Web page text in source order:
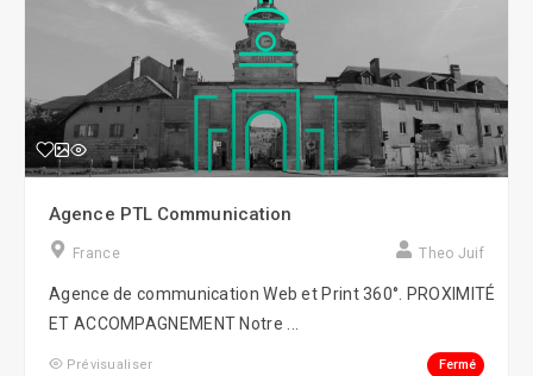
Agence PTL Communication
France Theo Juif
Agence de communication Web et Print 360°. PROXIMITÉ
ET ACCOMPAGNEMENT Notre ...
Prévisualiser Fermé